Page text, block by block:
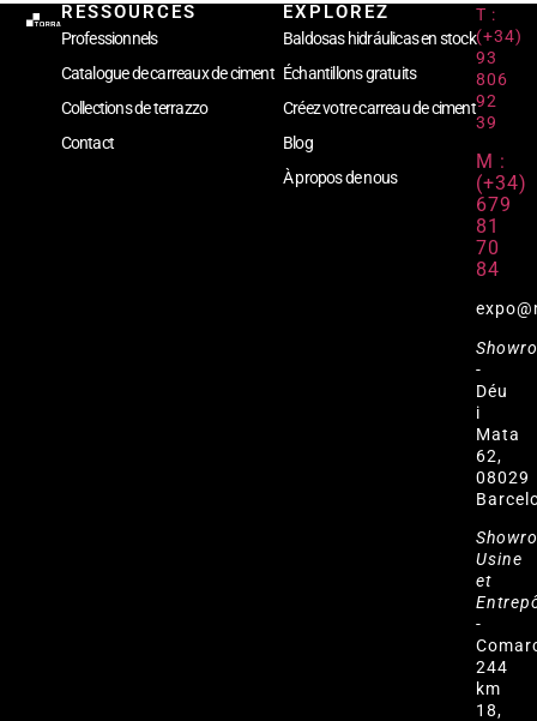
RESSOURCES
Professionnels
Catalogue de carreaux de ciment
Collections de terrazzo
Contact
EXPLOREZ
Baldosas hidráulicas en stock
Échantillons gratuits
Créez votre carreau de ciment
Blog
À propos de nous
T :
(+34)
93
806
92
39
M :
(+34)
679
81
70
84
-
Déu
i
Mata
62,
08029
Usine
et
-
244
km
18,